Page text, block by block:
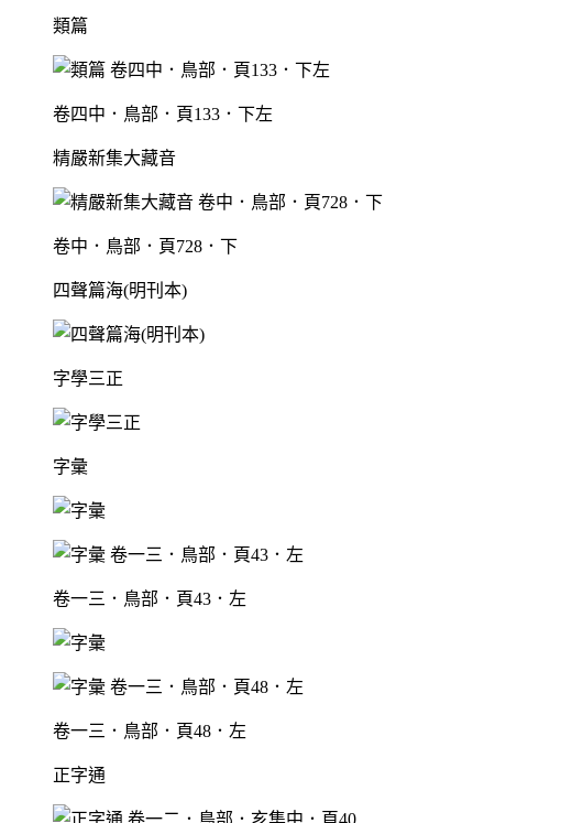
類篇
卷四中．鳥部．頁133．下左
精嚴新集大藏音
卷中．鳥部．頁728．下
四聲篇海(明刊本)
字學三正
字彙
卷一三．鳥部．頁43．左
卷一三．鳥部．頁48．左
正字通